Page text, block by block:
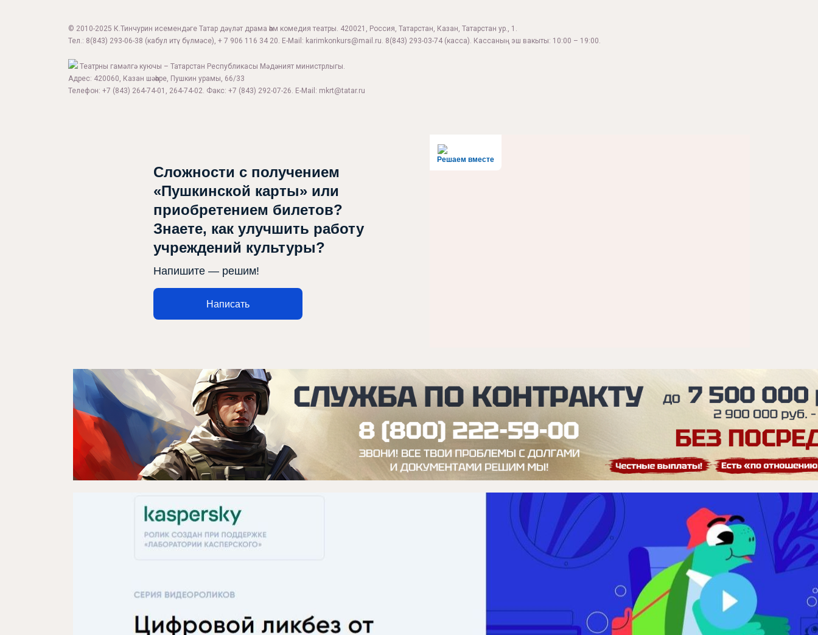
Афиша
Театр турында
Яңалыклар
Репертуар
© 2010-2025 К.Тинчурин исемендәге Татар дәүләт драма һәм комедия театры. 420021, Россия, Татарстан, Казан, Татарстан ур., 1.
Тел.: 8(843) 293-06-38 (кабул итү бүлмәсе), + 7 906 116 34 20. E-Mail: karimkonkurs@mail.ru. 8(843) 293-03-74 (касса). Кассаның эш вакыты: 10:00 – 19:00.
Театрны гамәлгә куючы – Татарстан Республикасы Мәдәният министрлыгы.
Адрес: 420060, Казан шәһәре, Пушкин урамы, 66/33
Телефон: +7 (843) 264-74-01, 264-74-02. Факс: +7 (843) 292-07-26. E-Mail: mkrt@tatar.ru
Решаем вместе
Сложности с получением
«Пушкинской карты» или
приобретением билетов?
Знаете, как улучшить работу
учреждений культуры?
Напишите — решим!
Написать